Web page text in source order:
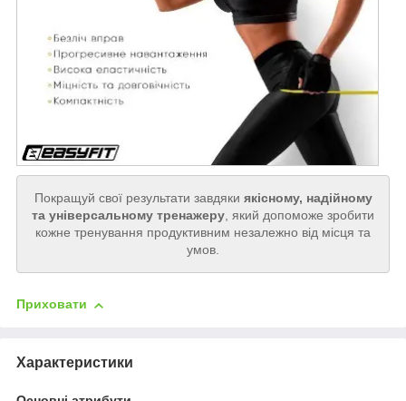
Покращуй свої результати завдяки якісному, надійному
та універсальному тренажеру, який допоможе зробити
кожне тренування продуктивним незалежно від місця та
умов.
Приховати
Характеристики